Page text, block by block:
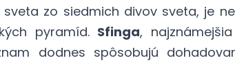
zo siedmich divov sveta, je
pyramíd. Sfinga,
dodnes spôsobujú